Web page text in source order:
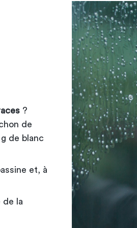
?
de
de blanc
et, à
de la